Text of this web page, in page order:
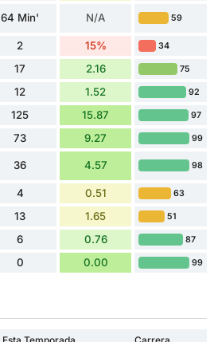
64 Min' N/A 59
2 15% 34
17 2.16 75
12 1.52 92
125 15.87 97
73 9.27 99
36 4.57 98
4 0.51 63
13 1.65 51
6 0.76 87
0 0.00 99